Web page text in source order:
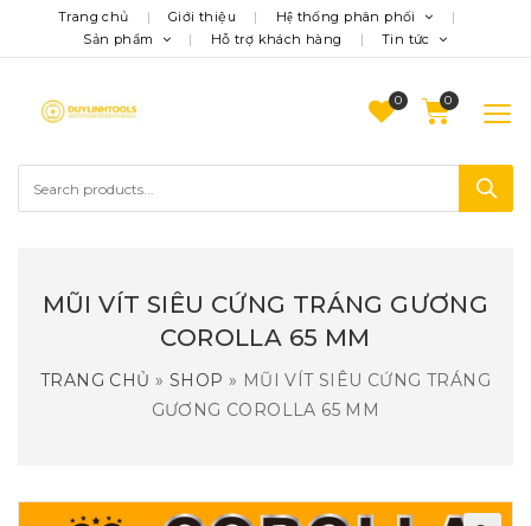
Trang chủ Giới thiệu
Hệ thống phân phối
Sản phẩm
Hỗ trợ khách hàng Tin tức
0
MŨI VÍT SIÊU CỨNG TRÁNG GƯƠNG
COROLLA 65 MM
TRANG CHỦ » SHOP » MŨI VÍT SIÊU CỨNG TRÁNG
GƯƠNG COROLLA 65 MM